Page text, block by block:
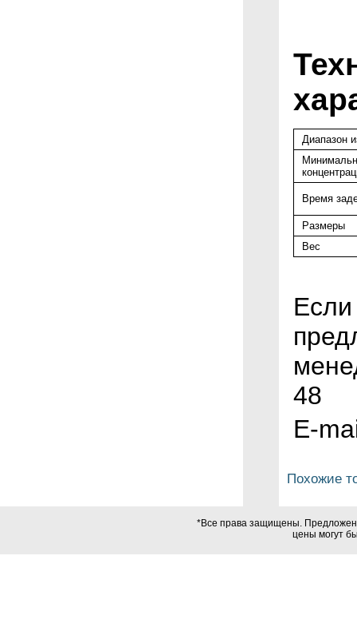
Диапазон
Время
Размеры
Вес
48
E-
Похожие
*Все права защищены.
цены могут